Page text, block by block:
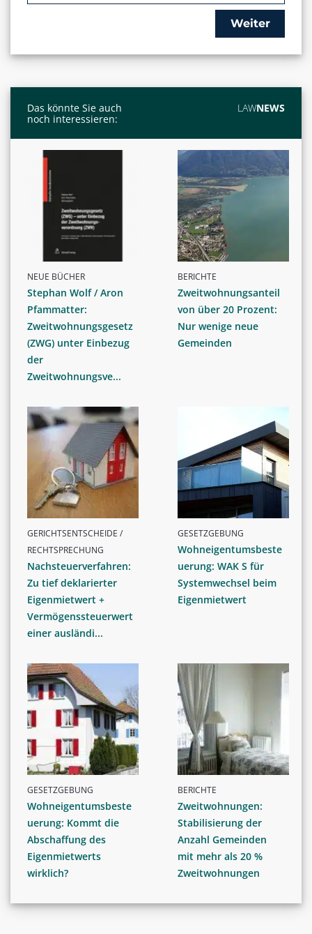
Weiter
Das könnte Sie auch
noch interessieren:
LAWNEWS
NEUE BÜCHER
Stephan Wolf / Aron
Pfammatter:
Zweitwohnungsgesetz
(ZWG) unter Einbezug
der
Zweitwohnungsve...
BERICHTE
Zweitwohnungsanteil
von über 20 Prozent:
Nur wenige neue
Gemeinden
GERICHTSENTSCHEIDE /
RECHTSPRECHUNG
Nachsteuerverfahren:
Zu tief deklarierter
Eigenmietwert +
Vermögenssteuerwert
einer ausländi...
GESETZGEBUNG
Wohneigentumsbeste
uerung: WAK S für
Systemwechsel beim
Eigenmietwert
GESETZGEBUNG
Wohneigentumsbeste
uerung: Kommt die
Abschaffung des
Eigenmietwerts
wirklich?
BERICHTE
Zweitwohnungen:
Stabilisierung der
Anzahl Gemeinden
mit mehr als 20 %
Zweitwohnungen